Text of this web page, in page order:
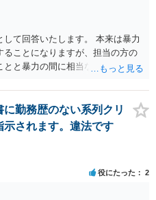
て回答いたします。 本来は暴力
ことになりますが、担当の方の
と暴力の間に相当な関連性（因
勤務歴のない系列クリ
示されます。違法です
役にたった 2